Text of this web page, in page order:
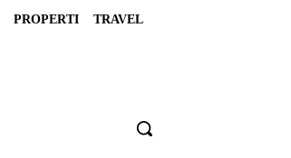
PROPERTI TRAVEL